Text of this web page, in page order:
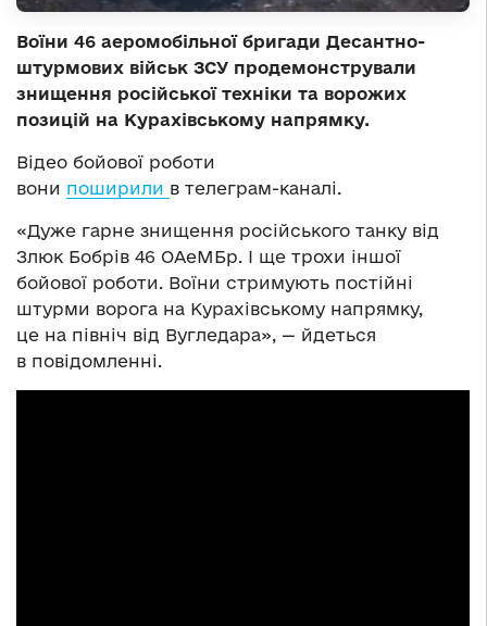
Воїни 46 аеромобільної бригади Десантно-
штурмових військ ЗСУ продемонстрували
знищення російської техніки та ворожих
позицій на Курахівському напрямку.
Відео бойової роботи
вони поширили в телеграм-каналі.
«Дуже гарне знищення російського танку від
Злюк Бобрів 46 ОАеМБр. І ще трохи іншої
бойової роботи. Воїни стримують постійні
штурми ворога на Курахівському напрямку,
це на північ від Вугледара», — йдеться
в повідомленні.